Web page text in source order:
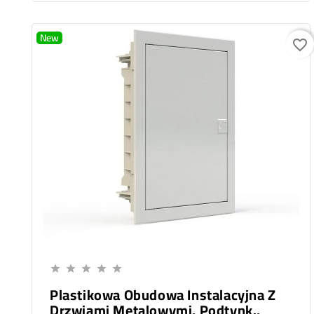
New
    
Plastikowa Obudowa Instalacyjna Z
favorite_border